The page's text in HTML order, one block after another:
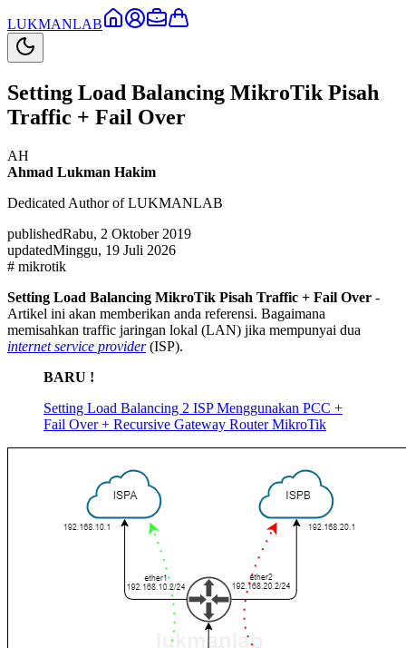
LUKMANLAB
Setting Load Balancing MikroTik Pisah
Traffic + Fail Over
AH
Ahmad Lukman Hakim
Dedicated Author of LUKMANLAB
publishedRabu, 2 Oktober 2019
updatedMinggu, 19 Juli 2026
# mikrotik
Setting Load Balancing MikroTik Pisah Traffic + Fail Over -
Artikel ini akan memberikan anda referensi. Bagaimana
memisahkan traffic jaringan lokal (LAN) jika mempunyai dua
internet service provider (ISP).
BARU !
Setting Load Balancing 2 ISP Menggunakan PCC +
Fail Over + Recursive Gateway Router MikroTik